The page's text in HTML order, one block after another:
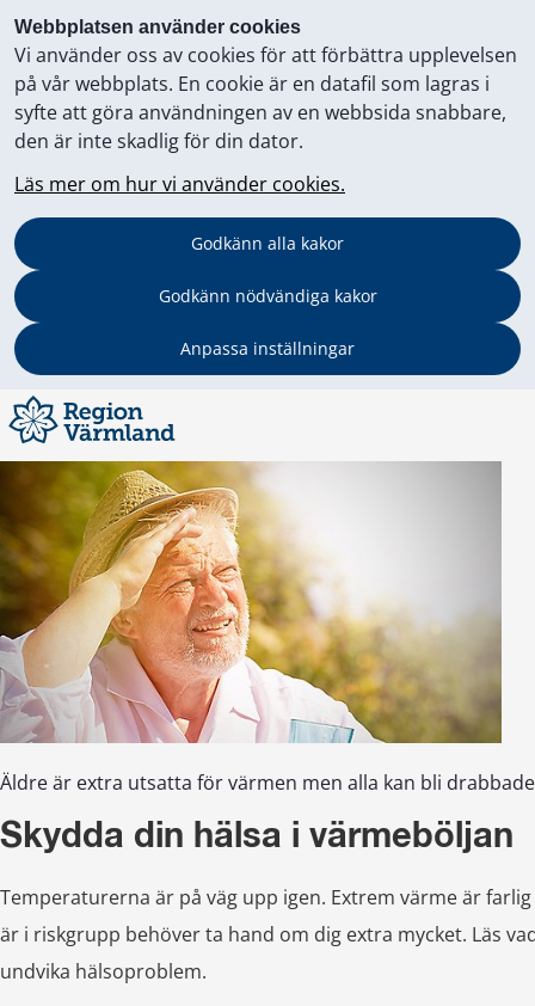
Webbplatsen använder cookies
Vi använder oss av cookies för att förbättra upplevelsen
på vår webbplats. En cookie är en datafil som lagras i
syfte att göra användningen av en webbsida snabbare,
den är inte skadlig för din dator.
Läs mer om hur vi använder cookies.
Godkänn alla kakor
Godkänn nödvändiga kakor
Anpassa inställningar
Äldre är extra utsatta för värmen men alla kan bli
Skydda din hälsa i värmeböljan
Temperaturerna är på väg upp igen. Extrem värme är
är i riskgrupp behöver ta hand om dig extra mycket. Läs
undvika hälsoproblem.